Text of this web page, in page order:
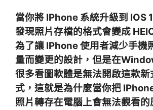
當你將 IPhone 系統升級到 IOS
發現照片存檔的格式會變成
為了讓 IPhone 使用者減少手機
量而變更的設計，但是在
很多看圖軟體是無法開啟這款新
式，這就是為什麼當你把
照片轉存在電腦上會無法觀看